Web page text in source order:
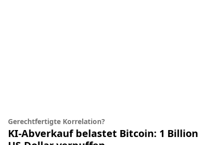
Gerechtfertigte Korrelation?
KI-Abverkauf belastet Bitcoin: 1 Billion